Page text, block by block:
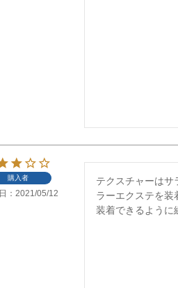
購入者
2021/05/12
テクスチャーはサ
ラーエクステを装
装着できるように